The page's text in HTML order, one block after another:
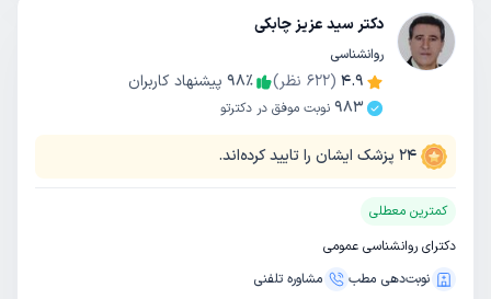
دکتر سید عزیز چابکی
روانشناسی
4.9
(
622 نظر) 98٪
پیشنهاد کاربران
983 نوبت موفق در دکترتو
24 پزشک ایشان را تایید کرده‌اند.
کمترین معطلی
دکترای روانشناسی عمومی
نوبت‌دهی مطب
مشاوره‌ تلفنی